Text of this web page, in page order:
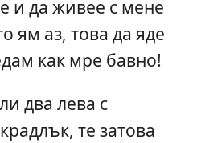
и да живее с мене
ям аз, това да яде
как мре бавно!
два лева с
те затова